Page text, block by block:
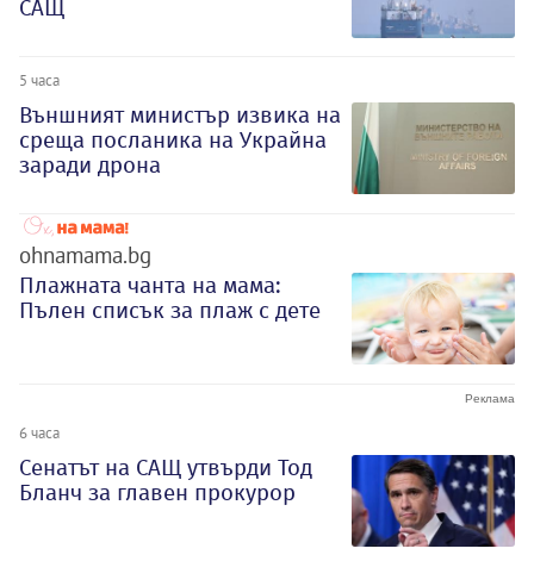
САЩ
5 часа
Външният министър извика на
среща посланика на Украйна
заради дрона
ohnamama.bg
Плажната чанта на мама:
Пълен списък за плаж с дете
6 часа
Сенатът на САЩ утвърди Тод
Бланч за главен прокурор